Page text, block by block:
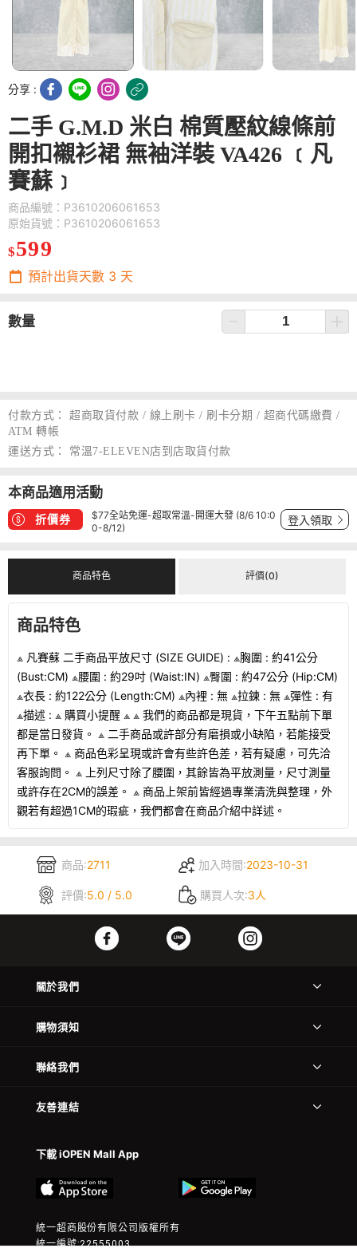
分享 :
二手 G.M.D 米白 棉質壓紋線條前
開扣襯衫裙 無袖洋裝 VA426 ﹝凡
賽蘇﹞
商品編號：P3610206061653
原始貨號：P3610206061653
$599
預計出貨天數 3 天
數量
付款方式：
超商取貨付款 / 線上刷卡 / 刷卡分期 / 超商代碼繳費 /
ATM 轉帳
運送方式：
常溫7-ELEVEN店到店取貨付款
本商品適用活動
折價券
$77全站免運-超取常溫-開運大發 (8/6 10:0
0-8/12)
登入領取
商品特色 評價(0)
商品特色
⟁ 凡賽蘇 二手商品平放尺寸 (SIZE GUIDE) : ⟁胸圍 : 約41公分
(Bust:CM) ⟁腰圍 : 約29吋 (Waist:IN) ⟁臀圍 : 約47公分 (Hip:CM)
⟁衣長 : 約122公分 (Length:CM) ⟁內裡 : 無 ⟁拉鍊 : 無 ⟁彈性 : 有
⟁描述 : ⟁ 購買小提醒 ⟁ ⟁ 我們的商品都是現貨，下午五點前下單
都是當日發貨。 ⟁ 二手商品或許部分有磨損或小缺陷，若能接受
再下單。 ⟁ 商品色彩呈現或許會有些許色差，若有疑慮，可先洽
客服詢問。 ⟁ 上列尺寸除了腰圍，其餘皆為平放測量，尺寸測量
或許存在2CM的誤差。 ⟁ 商品上架前皆經過專業清洗與整理，外
觀若有超過1CM的瑕疵，我們都會在商品介紹中詳述。
商品:2711 加入時間:2023-10-31
評價:5.0 / 5.0 購買人次:3人
關於我們
購物須知
聯絡我們
友善連結
下載 iOPEN Mall App
統一超商股份有限公司版權所有
統一編號:22555003